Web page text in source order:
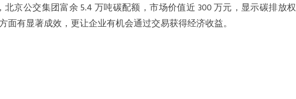
北京公交集团富余 5.4 万吨碳配额，市场价值近 300 万元，显示碳排放权
面有显著成效，更让企业有机会通过交易获得经济收益。